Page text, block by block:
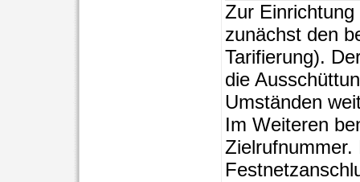
Zur
zunächst den
Tarifierung).
die
Umständen
Im Weiteren